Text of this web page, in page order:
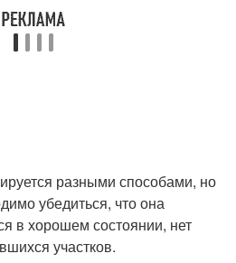
разными способами, но
убедиться, что она
в хорошем состоянии, нет
участков.